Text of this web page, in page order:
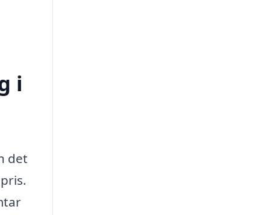
i
det